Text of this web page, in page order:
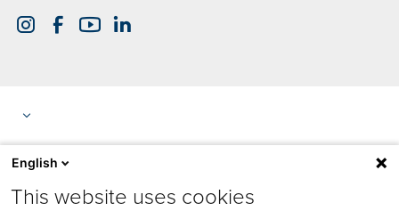
English
This website uses cookies